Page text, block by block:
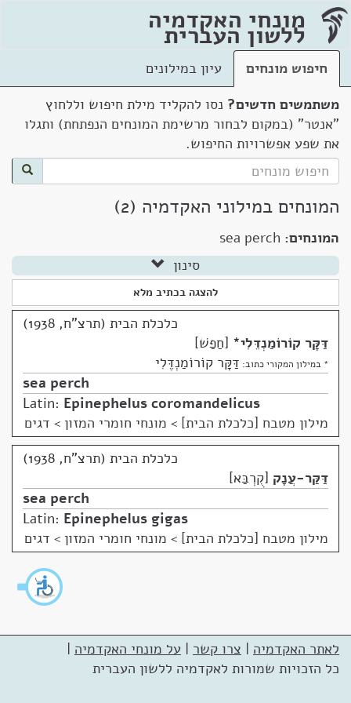
מונחי האקדמיה
ללשון העברית
חיפוש מונחים
עיון במילונים
משתמשים חדשים? נסו להקליד מילת חיפוש וללחוץ
"אנטר" (במקום לבחור מרשימת המונחים הנפתחת) ותגלו
את שפע אפשרויות החיפוש.
המונחים במילוני האקדמיה (2)
המונחים: sea perch
סינון
להצגה בכתיב מלא
כלכלת הבית (תרצ"ח, 1938)
דַּקָּר קוֹרוֹמַנְדֵּלִי* חַפַשׁ
* במילון המקורי כתוב: דַּקָּר קוֹרוֹמַנְדֶּלִי
sea perch
Latin: Epinephelus coromandelicus
מילון מטבח [כלכלת הבית] > מונחי חומרי המזון > דגים
כלכלת הבית (תרצ"ח, 1938)
דַּקַּר-עֲנָק קֻרְבַּא
sea perch
Latin: Epinephelus gigas
מילון מטבח [כלכלת הבית] > מונחי חומרי המזון > דגים
לאתר האקדמיה | צרו קשר | על מונחי האקדמיה |
כל הזכויות שמורות לאקדמיה ללשון העברית